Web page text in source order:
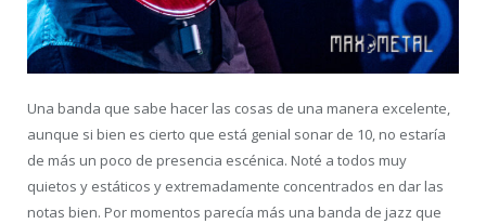
Una banda que sabe hacer las cosas de una manera excelente,
aunque si bien es cierto que está genial sonar de 10, no estaría
de más un poco de presencia escénica. Noté a todos muy
quietos y estáticos y extremadamente concentrados en dar las
notas bien. Por momentos parecía más una banda de jazz que